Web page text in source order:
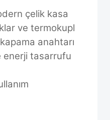
çelik kasa
ve termokupl
anahtarı
enerji tasarrufu